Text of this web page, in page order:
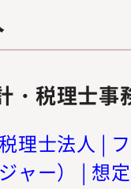
・税理士事
理士法人 |
ャー） | 想